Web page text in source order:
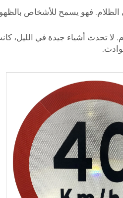
فهو يسمح للأشخاص بالظهور
لا تحدث أشياء جيدة في